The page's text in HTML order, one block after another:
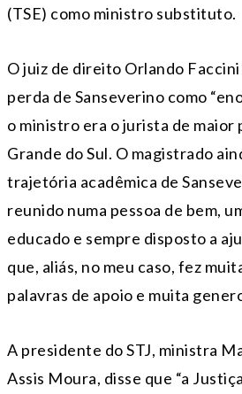
(TSE) como ministro substituto.
O juiz de direito Orlando
perda de Sanseverino como
o ministro era o jurista de maior
Grande do Sul. O magistrado
trajetória acadêmica de
reunido numa pessoa de bem,
educado e sempre disposto a
que, aliás, no meu caso, fez
palavras de apoio e muita
A presidente do STJ, ministra
Assis Moura, disse que “a